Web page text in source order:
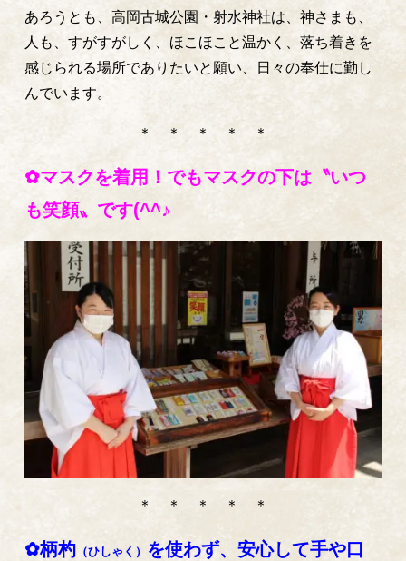
あろうとも、高岡古城公園・射水神社は、神さまも、
人も、すがすがしく、ほこほこと温かく、落ち着きを
感じられる場所でありたいと願い、日々の奉仕に勤し
んでいます。
＊ ＊ ＊ ＊ ＊
✿マスクを着用！でもマスクの下は〝いつ
も笑顔〟です(^^♪
＊ ＊ ＊ ＊ ＊
✿柄杓 （ひしゃく）
を使わず、安心して手や口